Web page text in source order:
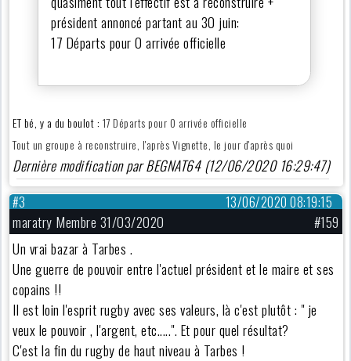
président annoncé partant au 30 juin:
17 Départs pour 0 arrivée officielle
ET bé, y a du boulot : 17 Départs pour 0 arrivée officielle
Tout un groupe à reconstruire, l'après Vignette, le jour d'après quoi
Dernière modification par BEGNAT64 (12/06/2020 16:29:47)
13/06/2020 08:19:15
#3
maratry Membre 31/03/2020
#159
Un vrai bazar à Tarbes .
Une guerre de pouvoir entre l'actuel président et le maire et ses
copains !!
Il est loin l'esprit rugby avec ses valeurs, là c'est plutôt : " je
veux le pouvoir , l'argent, etc.....". Et pour quel résultat?
C'est la fin du rugby de haut niveau à Tarbes !